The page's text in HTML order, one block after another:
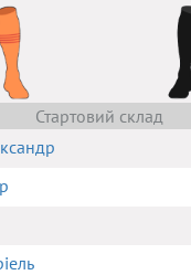
Стартовий склад